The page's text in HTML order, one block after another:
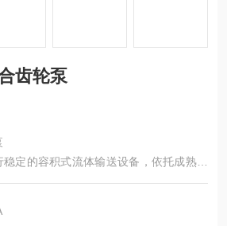
齿轮泵
定的容积式流体输送设备，依托成熟的
配中高粘度流体、高压稳定输送工况，
、高自吸、耐磨损的运行特性，整体结构